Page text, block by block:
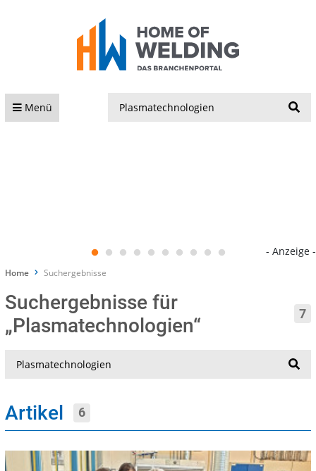
Menü
- Anzeige -
Home Suchergebnisse
Suchergebnisse für
„Plasmatechnologien“
7
Artikel 6